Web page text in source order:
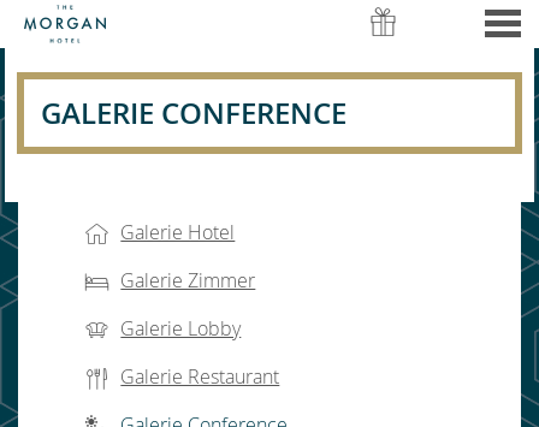
GALERIE CONFERENCE
GALERIE CONFERENCE
Galerie Hotel
Galerie Zimmer
Galerie Lobby
Galerie Restaurant